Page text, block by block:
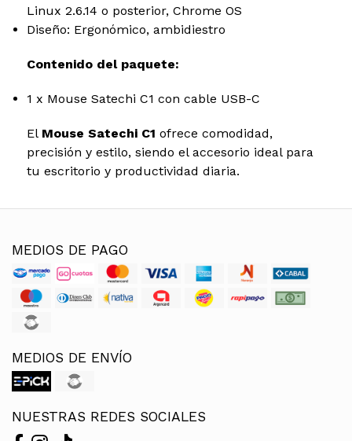
Linux 2.6.14 o posterior, Chrome OS
Diseño: Ergonómico, ambidiestro
Contenido del paquete:
1 x Mouse Satechi C1 con cable USB-C
El Mouse Satechi C1 ofrece comodidad,
precisión y estilo, siendo el accesorio ideal para
tu escritorio y productividad diaria.
MEDIOS DE PAGO
MEDIOS DE ENVÍO
NUESTRAS REDES SOCIALES